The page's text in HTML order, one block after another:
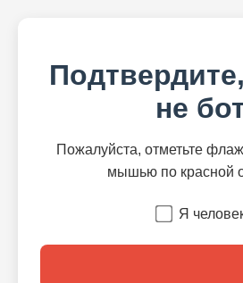
не
Пожалуйста, отметьте
мышью по красной
Я